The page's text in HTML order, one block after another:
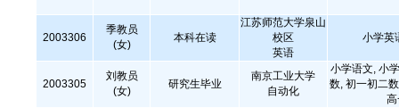
2003306
季教员
(女)
本科在读
江苏师范大学泉山
校区
英语
小学英
2003305
刘教员
(女)
研究生毕业
南京工业大学
自动化
小学语文, 小
数, 初一初二